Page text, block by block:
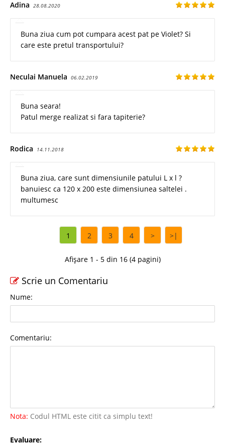
Adina 28.08.2020
Buna ziua cum pot cumpara acest pat pe Violet? Si
care este pretul transportului?
Neculai Manuela 06.02.2019
Buna seara!
Patul merge realizat si fara tapiterie?
Rodica 14.11.2018
Buna ziua, care sunt dimensiunile patului L x l ?
banuiesc ca 120 x 200 este dimensiunea saltelei .
multumesc
1 2 3 4 > >|
Afișare 1 - 5 din 16 (4 pagini)
Scrie un Comentariu
Nume:
Comentariu:
Nota: Codul HTML este citit ca simplu text!
Evaluare: